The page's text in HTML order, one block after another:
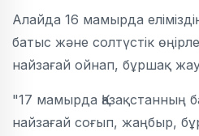
Алайда 16 мамырда
батыс және солтүстік
найзағай ойнап, бұршақ
"17 мамырда Қазақстанның
найзағай соғып, жаңбыр,